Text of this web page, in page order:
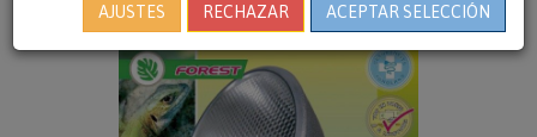
AJUSTES RECHAZAR ACEPTAR SELECCIÓN